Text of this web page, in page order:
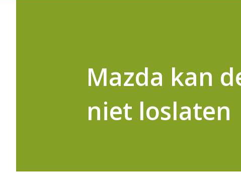
Mazda kan
niet loslaten